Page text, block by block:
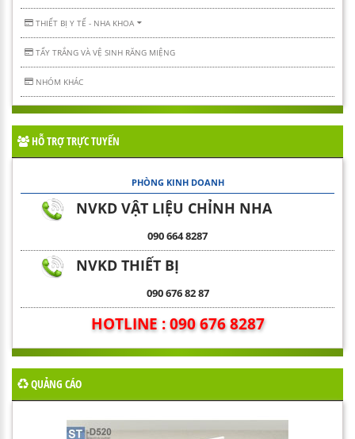
THIẾT BỊ Y TẾ - NHA KHOA
TẨY TRẮNG VÀ VỆ SINH RĂNG MIỆNG
NHÓM KHÁC
HỖ TRỢ TRỰC TUYẾN
PHÒNG KINH DOANH
NVKD VẬT LIỆU CHỈNH NHA
090 664 8287
NVKD THIẾT BỊ
090 676 82 87
HOTLINE : 090 676 8287
QUẢNG CÁO